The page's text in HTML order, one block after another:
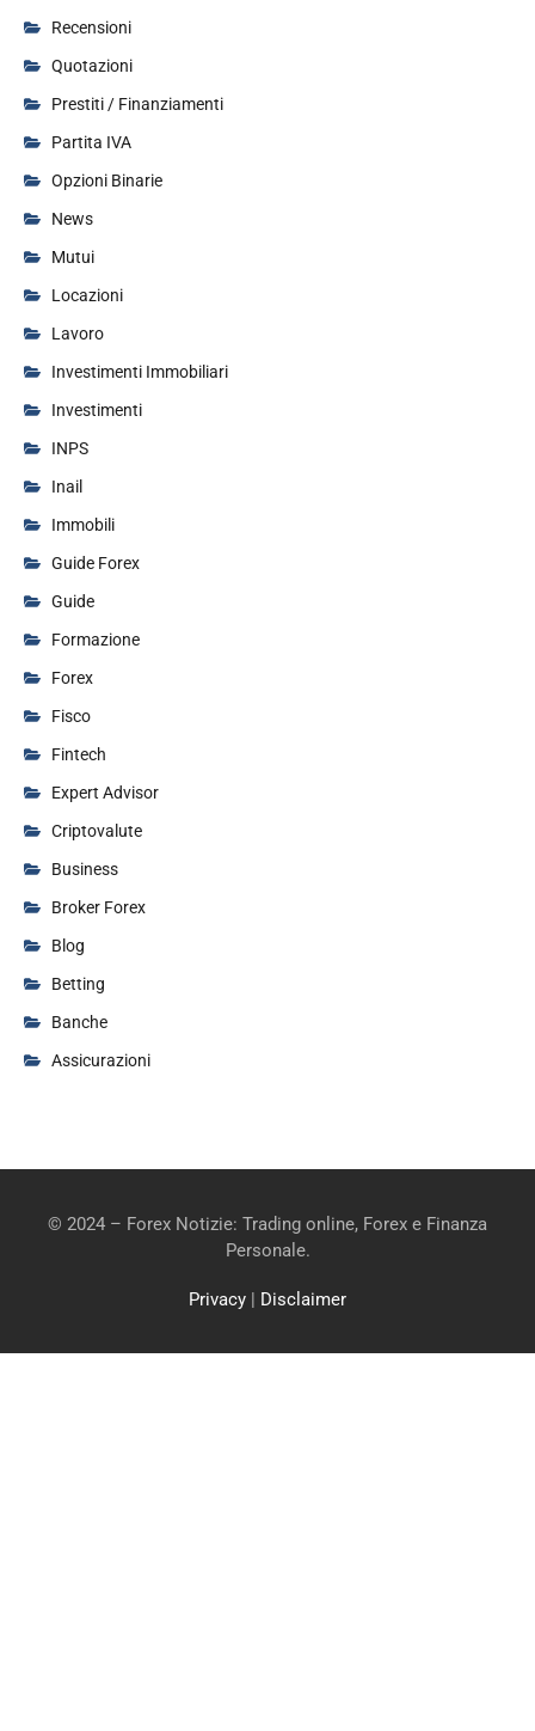
Recensioni
Quotazioni
Prestiti / Finanziamenti
Partita IVA
Opzioni Binarie
News
Mutui
Locazioni
Lavoro
Investimenti Immobiliari
Investimenti
INPS
Inail
Immobili
Guide Forex
Guide
Formazione
Forex
Fisco
Fintech
Expert Advisor
Criptovalute
Business
Broker Forex
Blog
Betting
Banche
Assicurazioni
© 2024 – Forex Notizie: Trading online, Forex e Finanza
Personale.
Privacy | Disclaimer